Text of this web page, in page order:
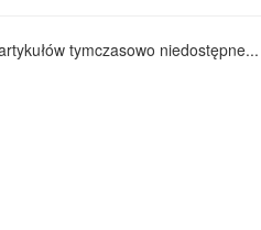
tymczasowo niedostępne...